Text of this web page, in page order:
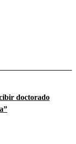
doctorado